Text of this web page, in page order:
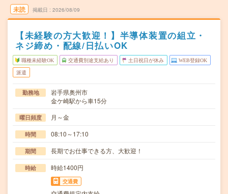
未読 掲載日 2026/08/09
【未経験の方大歓迎！】半導体装置の組立・
ネジ締め・配線/日払いOK
職種未経験OK 交通費別途支給あり 土日祝日が休み WEB登録OK
派遣
勤務地
岩手県奥州市
金ケ崎駅から車15分
曜日頻度 月～金
時間 08:10～17:10
期間 長期でお仕事できる方、大歓迎！
時給 時給1400円
交通費